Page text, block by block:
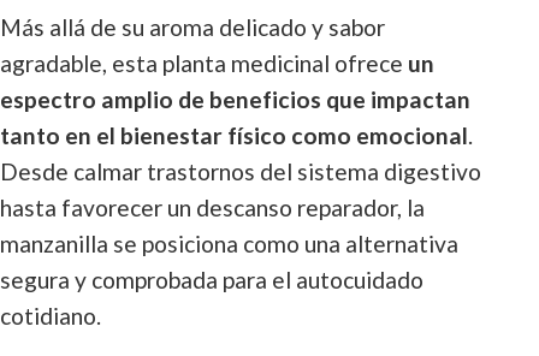
Más allá de su aroma delicado y sabor
agradable, esta planta medicinal ofrece un
espectro amplio de beneficios que impactan
tanto en el bienestar físico como emocional.
Desde calmar trastornos del sistema digestivo
hasta favorecer un descanso reparador, la
manzanilla se posiciona como una alternativa
segura y comprobada para el autocuidado
cotidiano.